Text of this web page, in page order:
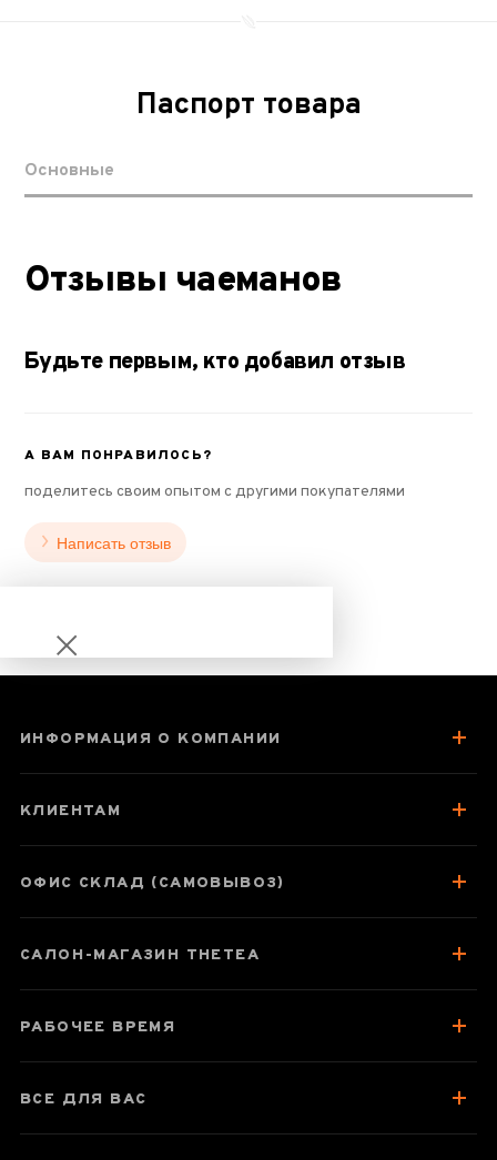
Паспорт товара
Основные
Отзывы чаеманов
Будьте первым, кто добавил отзыв
А ВАМ ПОНРАВИЛОСЬ?
поделитесь своим опытом с другими покупателями
Написать отзыв
Паспорт товара
Отзывы чаеманов
ИНФОРМАЦИЯ О КОМПАНИИ
КЛИЕНТАМ
ОФИС СКЛАД (САМОВЫВОЗ)
САЛОН-МАГАЗИН THETEA
РАБОЧЕЕ ВРЕМЯ
ВСЕ ДЛЯ ВАС